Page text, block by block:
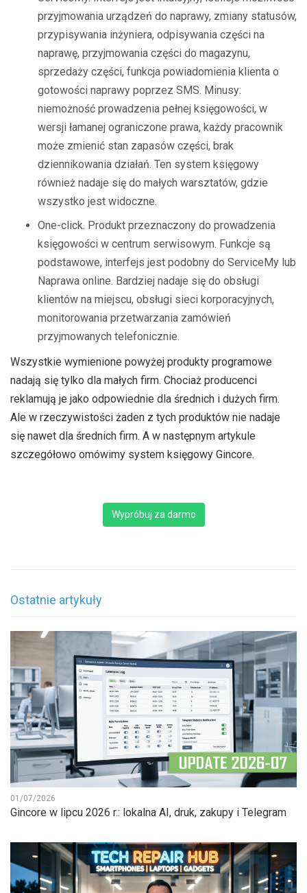
przyjmowania urządzeń do naprawy, zmiany statusów,
przypisywania inżyniera, odpisywania części na
naprawę, przyjmowania części do magazynu,
sprzedaży części, funkcja powiadomienia klienta o
gotowości naprawy poprzez SMS. Minusy:
niemożność prowadzenia pełnej księgowości, w
wersji łamanej ograniczone prawa, każdy pracownik
może zmienić stan zapasów części, brak
dziennikowania działań. Ten system księgowy
również nadaje się do małych warsztatów, gdzie
wszystko jest widoczne.
One-click. Produkt przeznaczony do prowadzenia
księgowości w centrum serwisowym. Funkcje są
podstawowe, interfejs jest podobny do ServiceMy lub
Naprawa online. Bardziej nadaje się do obsługi
klientów na miejscu, obsługi sieci korporacyjnych,
monitorowania przetwarzania zamówień
przyjmowanych telefonicznie.
Wszystkie wymienione powyżej produkty programowe
nadają się tylko dla małych firm. Chociaż producenci
reklamują je jako odpowiednie dla średnich i dużych firm.
Ale w rzeczywistości żaden z tych produktów nie nadaje
się nawet dla średnich firm. A w następnym artykule
szczegółowo omówimy system księgowy Gincore.
Wypróbuj za darmo
Ostatnie artykuły
01/07/2026
Gincore w lipcu 2026 r.: lokalna AI, druk, zakupy i Telegram